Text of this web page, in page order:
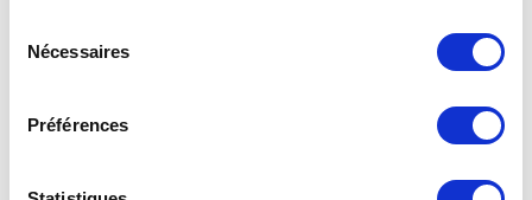
Nécessaires
Préférences